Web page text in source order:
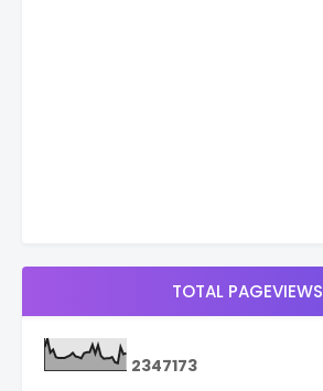
TOTAL PAGEVIEWS
2347173